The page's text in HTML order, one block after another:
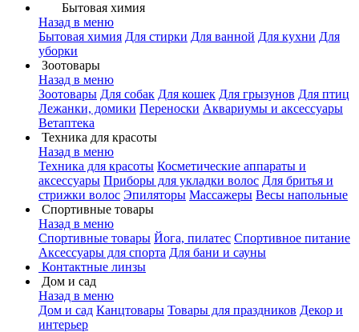
Бытовая химия
Назад в меню
Бытовая химия Для стирки Для ванной Для кухни Для
уборки
Зоотовары
Назад в меню
Зоотовары Для собак Для кошек Для грызунов Для птиц
Лежанки, домики Переноски Аквариумы и аксессуары
Ветаптека
Техника для красоты
Назад в меню
Техника для красоты Косметические аппараты и
аксессуары Приборы для укладки волос Для бритья и
стрижки волос Эпиляторы Массажеры Весы напольные
Спортивные товары
Назад в меню
Спортивные товары Йога, пилатес Спортивное питание
Аксессуары для спорта Для бани и сауны
Контактные линзы
Дом и сад
Назад в меню
Дом и сад Канцтовары Товары для праздников Декор и
интерьер